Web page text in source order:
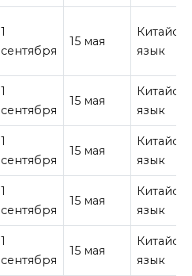
1
сентября
15 мая
язык
1
сентября
15 мая
язык
1
сентября
15 мая
язык
1
сентября
15 мая
язык
1
сентября
15 мая
язык